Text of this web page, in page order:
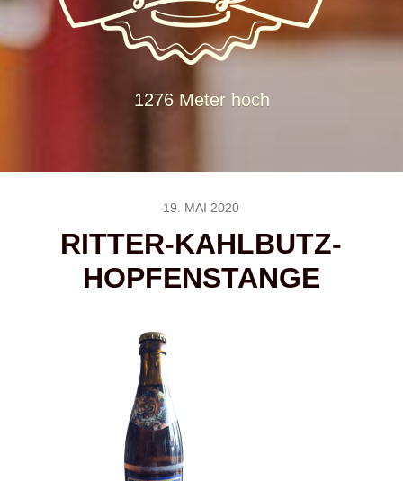
1276 Meter hoch
19. MAI 2020
RITTER-KAHLBUTZ-
HOPFENSTANGE